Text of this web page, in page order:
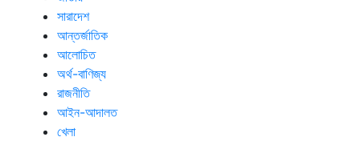
সারাদেশ
আন্তর্জাতিক
আলোচিত
অর্থ-বাণিজ্য
রাজনীতি
আইন-আদালত
খেলা